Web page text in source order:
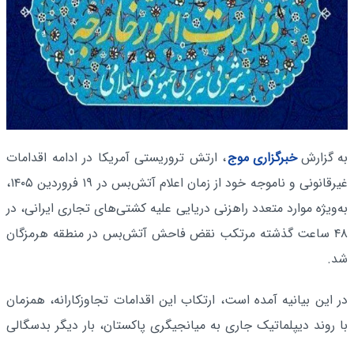
به گزارشخبرگزاری موج، ارتش تروریستی آمریکا در ادامه اقدامات
غیرقانونی و ناموجه خود از زمان اعلام آتش‌بس در ۱۹ فروردین ۱۴۰۵،
به‌ویژه موارد متعدد راهزنی دریایی علیه کشتی‌های تجاری ایرانی، در
۴۸ ساعت گذشته مرتکب نقض فاحش آتش‌بس در منطقه هرمزگان
شد.
در این بیانیه آمده است، ارتکاب این اقدامات تجاوزکارانه، همزمان
با روند دیپلماتیک جاری به میانجیگری پاکستان، بار دیگر بدسگالی